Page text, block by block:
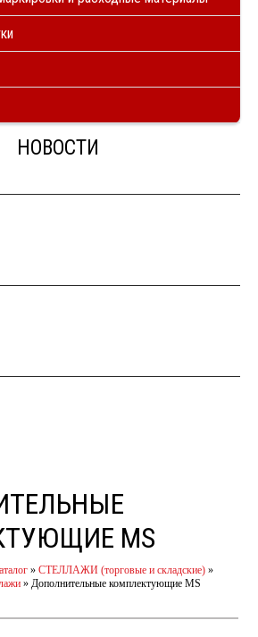
НОВОСТИ
MS
» СТЕЛЛАЖИ (торговые и складские) »
» Дополнительные комплектующие MS